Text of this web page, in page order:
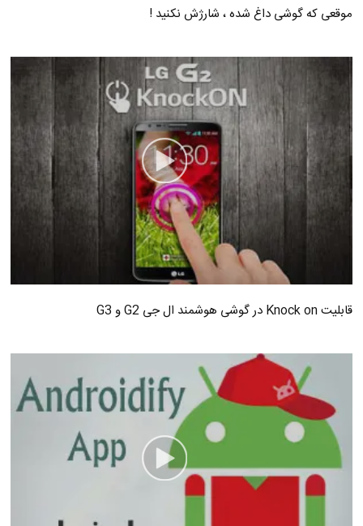
موقعی که گوشی داغ شده ، شارژش نکنید !
قابلیت Knock on در گوشی هوشمند ال جی G2 و G3